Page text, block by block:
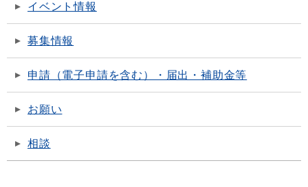
イベント情報
募集情報
申請（電子申請を含む）・届出・補助金等
お願い
相談